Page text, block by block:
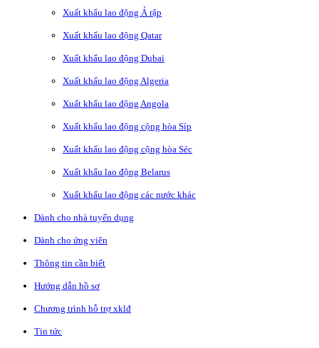
Xuất khẩu lao động Ả rập
Xuất khẩu lao động Qatar
Xuất khẩu lao động Dubai
Xuất khẩu lao động Algeria
Xuất khẩu lao động Angola
Xuất khẩu lao động cộng hòa Síp
Xuất khẩu lao động cộng hòa Séc
Xuất khẩu lao động Belarus
Xuất khẩu lao động các nước khác
Dành cho nhà tuyển dụng
Dành cho ứng viên
Thông tin cần biết
Hướng dẫn hồ sơ
Chương trình hỗ trợ xklđ
Tin tức